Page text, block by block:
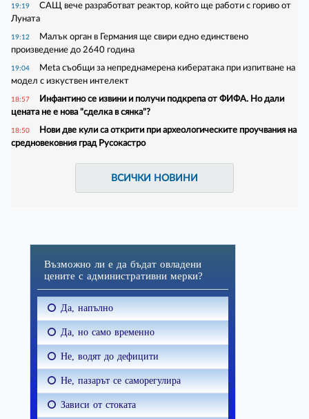
19:19
САЩ вече разработват реактор, който ще работи с гориво от
Луната
19:12
Малък орган в Германия ще свири едно единствено
произведение до 2640 година
19:04
Meta съобщи за непреднамерена кибератака при изпитване на
модел с изкуствен интелект
18:57
Инфантино се извини и получи подкрепа от ФИФА. Но дали
цената не е нова "сделка в сянка"?
18:50
Нови две кули са открити при археологическите проучвания на
средновековния град Русокастро
ВСИЧКИ НОВИНИ